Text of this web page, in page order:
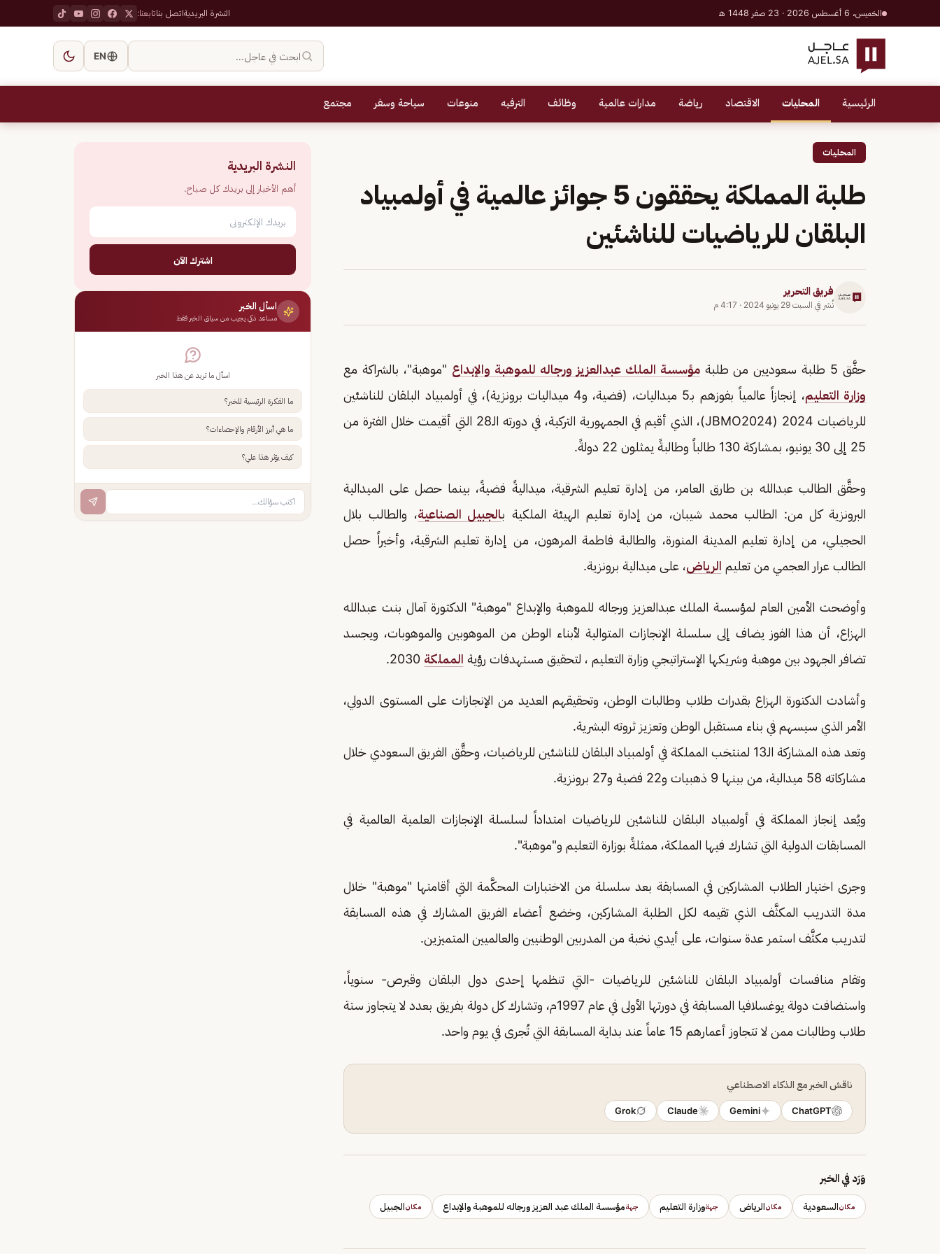
الخميس، 6 أغسطس 2026 · 23 صفر 1448 هـ النشرة البريديةاتصل بناتابعنا:
ابحث في عاجل… EN
الرئيسية المحليات الاقتصاد رياضة مدارات عالمية وظائف الترفيه منوعات سياحة وسفر مجتمع
المحليات
طلبة المملكة يحققون 5 جوائز عالمية في أولمبياد
البلقان للرياضيات للناشئين
فريق التحرير
نُشر في السبت 29 يونيو 2024 · 4:17 م
حقَّق 5 طلبة سعوديين من طلبة مؤسسة الملك عبدالعزيز ورجاله للموهبة والإبداع "موهبة"، بالشراكة مع
وزارة التعليم
، إنجازاً عالمياً بفوزهم بـ5 ميداليات، (فضية، و4 ميداليات برونزية)، في أولمبياد البلقان للناشئين
للرياضيات 2024 (JBMO2024)، الذي أقيم في الجمهورية التركية، في دورته الـ28 التي أقيمت خلال الفترة من
25 إلى 30 يونيو، بمشاركة 130 طالباً وطالبةً يمثلون 22 دولةً.
وحقَّق الطالب عبدالله بن طارق العامر، من إدارة تعليم الشرقية، ميداليةً فضيةً، بينما حصل على الميدالية
البرونزية كل من: الطالب محمد شيبان، من إدارة تعليم الهيئة الملكية بالجبيل الصناعية، والطالب بلال
الحجيلي، من إدارة تعليم المدينة المنورة، والطالبة فاطمة المرهون، من إدارة تعليم الشرقية، وأخيراً حصل
الطالب عرار العجمي من تعليم الرياض، على ميدالية برونزية.
وأوضحت الأمين العام لمؤسسة الملك عبدالعزيز ورجاله للموهبة والإبداع "موهبة" الدكتورة آمال بنت عبدالله
الهزاع، أن هذا الفوز يضاف إلى سلسلة الإنجازات المتوالية لأبناء الوطن من الموهوبين والموهوبات، ويجسد
تضافر الجهود بين موهبة وشريكها الإستراتيجي وزارة التعليم ، لتحقيق مستهدفات رؤية المملكة
وأشادت الدكتورة الهزاع بقدرات طلاب وطالبات الوطن، وتحقيقهم العديد من الإنجازات على المستوى الدولي،
الأمر الذي سيسهم في بناء مستقبل الوطن وتعزيز ثروته البشرية.
وتعد هذه المشاركة الـ13 لمنتخب المملكة في أولمبياد البلقان للناشئين للرياضيات، وحقَّق الفريق السعودي خلال
مشاركاته 58 ميدالية، من بينها 9 ذهبيات و22 فضية و27 برونزية.
ويُعد إنجاز المملكة في أولمبياد البلقان للناشئين للرياضيات امتداداً لسلسلة الإنجازات العلمية العالمية في
المسابقات الدولية التي تشارك فيها المملكة، ممثلةً بوزارة التعليم و"موهبة".
وجرى اختيار الطلاب المشاركين في المسابقة بعد سلسلة من الاختبارات المحكَّمة التي أقامتها "موهبة" خلال
مدة التدريب المكثَّف الذي تقيمه لكل الطلبة المشاركين، وخضع أعضاء الفريق المشارك في هذه المسابقة
لتدريب مكثَّف استمر عدة سنوات، على أيدي نخبة من المدربين الوطنيين والعالميين المتميزين.
وتقام منافسات أولمبياد البلقان للناشئين للرياضيات -التي تنظمها إحدى دول البلقان وقبرص- سنوياً،
واستضافت دولة يوغسلافيا المسابقة في دورتها الأولى في عام 1997م، وتشارك كل دولة بفريق بعدد لا يتجاوز ستة
طلاب وطالبات ممن لا تتجاوز أعمارهم 15 عاماً عند بداية المسابقة التي تُجرى في يوم واحد.
ناقش الخبر مع الذكاء الاصطناعي
ChatGPT
Gemini
Claude
Grok
وَرَد في الخبر
مكانالسعودية مكانالرياض جهةوزارة التعليم جهةمؤسسة الملك عبد العزيز ورجاله للموهبة والإبداع مكانالجبيل
النشرة البريدية
أهم الأخبار إلى بريدك كل صباح.
اشترك الآن
اسأل الخبر
مساعد ذكي يجيب من سياق الخبر فقط
اسأل ما تريد عن هذا الخبر
ما الفكرة الرئيسية للخبر؟
ما هي أبرز الأرقام والإحصاءات؟
كيف يؤثر هذا علي؟